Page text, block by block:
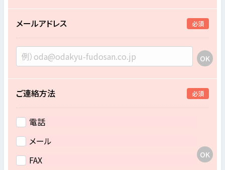
メールアドレス 必須
ご連絡方法 必須
電話
メール
FAX